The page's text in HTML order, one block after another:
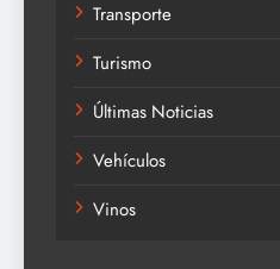
Transporte
Turismo
Últimas Noticias
Vehículos
Vinos